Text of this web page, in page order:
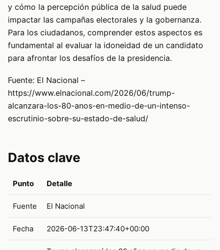
y cómo la percepción pública de la salud puede
impactar las campañas electorales y la gobernanza.
Para los ciudadanos, comprender estos aspectos es
fundamental al evaluar la idoneidad de un candidato
para afrontar los desafíos de la presidencia.
Fuente: El Nacional –
https://www.elnacional.com/2026/06/trump-
alcanzara-los-80-anos-en-medio-de-un-intenso-
escrutinio-sobre-su-estado-de-salud/
Datos clave
Punto Detalle
Fuente El Nacional
Fecha 2026-06-13T23:47:40+00:00